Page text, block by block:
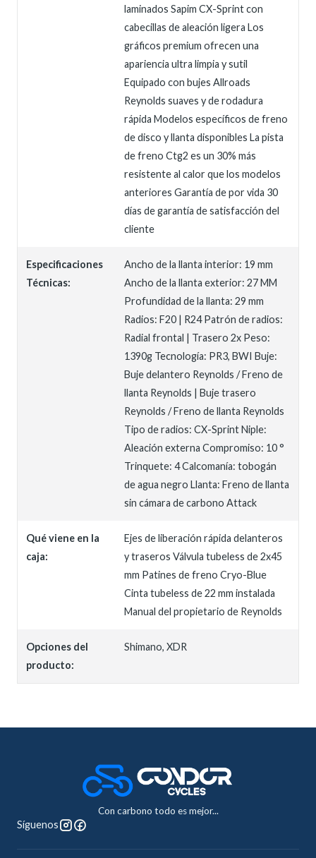
laminados Sapim CX-Sprint con
cabecillas de aleación ligera Los
gráficos premium ofrecen una
apariencia ultra limpia y sutil
Equipado con bujes Allroads
Reynolds suaves y de rodadura
rápida Modelos específicos de freno
de disco y llanta disponibles La pista
de freno Ctg2 es un 30% más
resistente al calor que los modelos
anteriores Garantía de por vida 30
días de garantía de satisfacción del
cliente
Especificaciones
Técnicas:
Ancho de la llanta interior: 19 mm
Ancho de la llanta exterior: 27 MM
Profundidad de la llanta: 29 mm
Radios: F20 | R24 Patrón de radios:
Radial frontal | Trasero 2x Peso:
1390g Tecnología: PR3, BWI Buje:
Buje delantero Reynolds / Freno de
llanta Reynolds | Buje trasero
Reynolds / Freno de llanta Reynolds
Tipo de radios: CX-Sprint Niple:
Aleación externa Compromiso: 10 °
Trinquete: 4 Calcomanía: tobogán
de agua negro Llanta: Freno de llanta
sin cámara de carbono Attack
Qué viene en la
caja:
Ejes de liberación rápida delanteros
y traseros Válvula tubeless de 2x45
mm Patines de freno Cryo-Blue
Cinta tubeless de 22 mm instalada
Manual del propietario de Reynolds
Opciones del
producto:
Shimano, XDR
Con carbono todo es mejor...
Síguenos